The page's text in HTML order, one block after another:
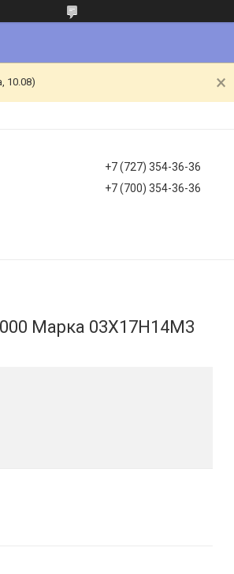
10.08)
+7 (727) 354-36-36
+7 (700) 354-36-36
Марка 03Х17Н14М3